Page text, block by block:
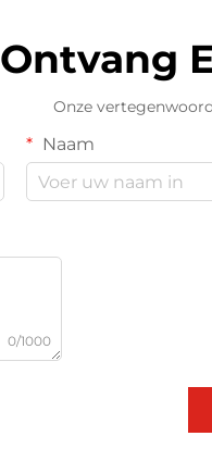
Ontvang
Onze
Naam
0/1000